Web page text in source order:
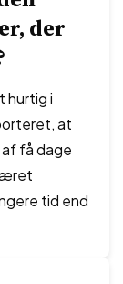
der
hurtig i
at
få dage
tid end